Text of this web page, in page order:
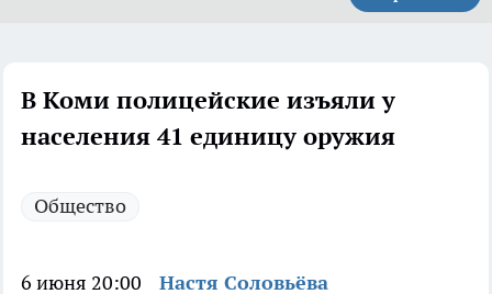
В Коми полицейские изъяли у
населения 41 единицу оружия
Общество
6 июня 20:00 Настя Соловьёва